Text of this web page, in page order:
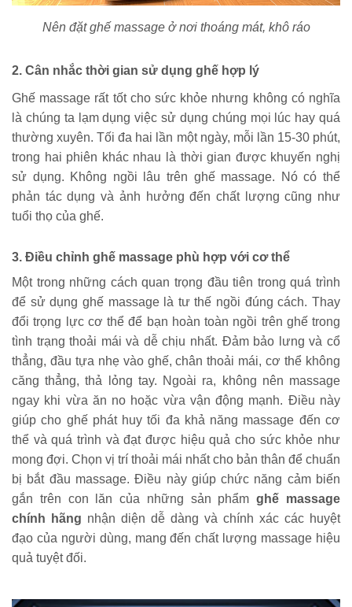
Nên đặt ghế massage ở nơi thoáng mát, khô ráo
2. Cân nhắc thời gian sử dụng ghế hợp lý
Ghế massage rất tốt cho sức khỏe nhưng không có nghĩa
là chúng ta lạm dụng việc sử dụng chúng mọi lúc hay quá
thường xuyên. Tối đa hai lần một ngày, mỗi lần 15-30 phút,
trong hai phiên khác nhau là thời gian được khuyến nghị
sử dụng. Không ngồi lâu trên ghế massage. Nó có thể
phản tác dụng và ảnh hưởng đến chất lượng cũng như
tuổi thọ của ghế.
3. Điều chỉnh ghế massage phù hợp với cơ thể
Một trong những cách quan trọng đầu tiên trong quá trình
để sử dụng ghế massage là tư thế ngồi đúng cách. Thay
đổi trọng lực cơ thể để bạn hoàn toàn ngồi trên ghế trong
tình trạng thoải mái và dễ chịu nhất. Đảm bảo lưng và cổ
thẳng, đầu tựa nhẹ vào ghế, chân thoải mái, cơ thể không
căng thẳng, thả lỏng tay. Ngoài ra, không nên massage
ngay khi vừa ăn no hoặc vừa vận động mạnh. Điều này
giúp cho ghế phát huy tối đa khả năng massage đến cơ
thể và quá trình và đạt được hiệu quả cho sức khỏe như
mong đợi. Chọn vị trí thoải mái nhất cho bản thân để chuẩn
bị bắt đầu massage. Điều này giúp chức năng cảm biến
gắn trên con lăn của những sản phẩm ghế massage
chính hãng nhận diện dễ dàng và chính xác các huyệt
đạo của người dùng, mang đến chất lượng massage hiệu
quả tuyệt đối.